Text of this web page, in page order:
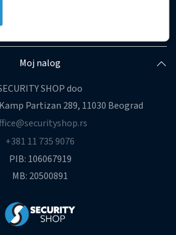
Moj nalog
SHOP doo
Partizan 289, 11030 Beograd
+381 11 735 9076
PIB: 106067919
MB: 20500891